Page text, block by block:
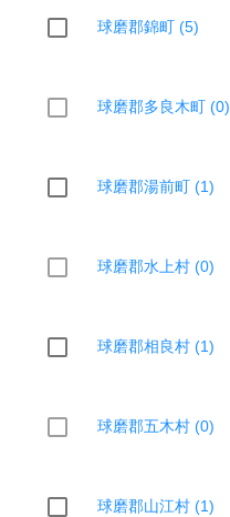
球磨郡錦町 (5)
球磨郡多良木町 (0)
球磨郡湯前町 (1)
球磨郡水上村 (0)
球磨郡相良村 (1)
球磨郡五木村 (0)
球磨郡山江村 (1)